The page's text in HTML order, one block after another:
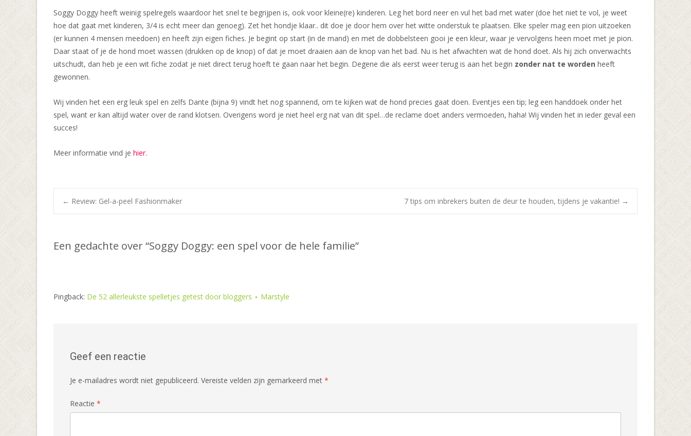
Soggy Doggy heeft weinig spelregels waardoor het snel te begrijpen is, ook voor kleine(re) kinderen. Leg het bord neer en vul het bad met water (doe het niet te vol, je weet
hoe dat gaat met kinderen, 3/4 is echt meer dan genoeg). Zet het hondje klaar.. dit doe je door hem over het witte onderstuk te plaatsen. Elke speler mag een pion uitzoeken
(er kunnen 4 mensen meedoen) en heeft zijn eigen fiches. Je begint op start (in de mand) en met de dobbelsteen gooi je een kleur, waar je vervolgens heen moet met je pion.
Daar staat of je de hond moet wassen (drukken op de knop) of dat je moet draaien aan de knop van het bad. Nu is het afwachten wat de hond doet. Als hij zich onverwachts
uitschudt, dan heb je een wit fiche zodat je niet direct terug hoeft te gaan naar het begin. Degene die als eerst weer terug is aan het begin zonder nat te worden heeft
gewonnen.
Wij vinden het een erg leuk spel en zelfs Dante (bijna 9) vindt het nog spannend, om te kijken wat de hond precies gaat doen. Eventjes een tip; leg een handdoek onder het
spel, want er kan altijd water over de rand klotsen. Overigens word je niet heel erg nat van dit spel…de reclame doet anders vermoeden, haha! Wij vinden het in ieder geval een
succes!
Meer informatie vind je hier.
Bericht
navigatie
← Review: Gel-a-peel Fashionmaker 7 tips om inbrekers buiten de deur te houden, tijdens je vakantie! →
Een gedachte over “Soggy Doggy: een spel voor de hele familie”
Pingback: De 52 allerleukste spelletjes getest door bloggers ⋆ Marstyle
Geef een reactie
Je e-mailadres wordt niet gepubliceerd. Vereiste velden zijn gemarkeerd met *
Reactie *